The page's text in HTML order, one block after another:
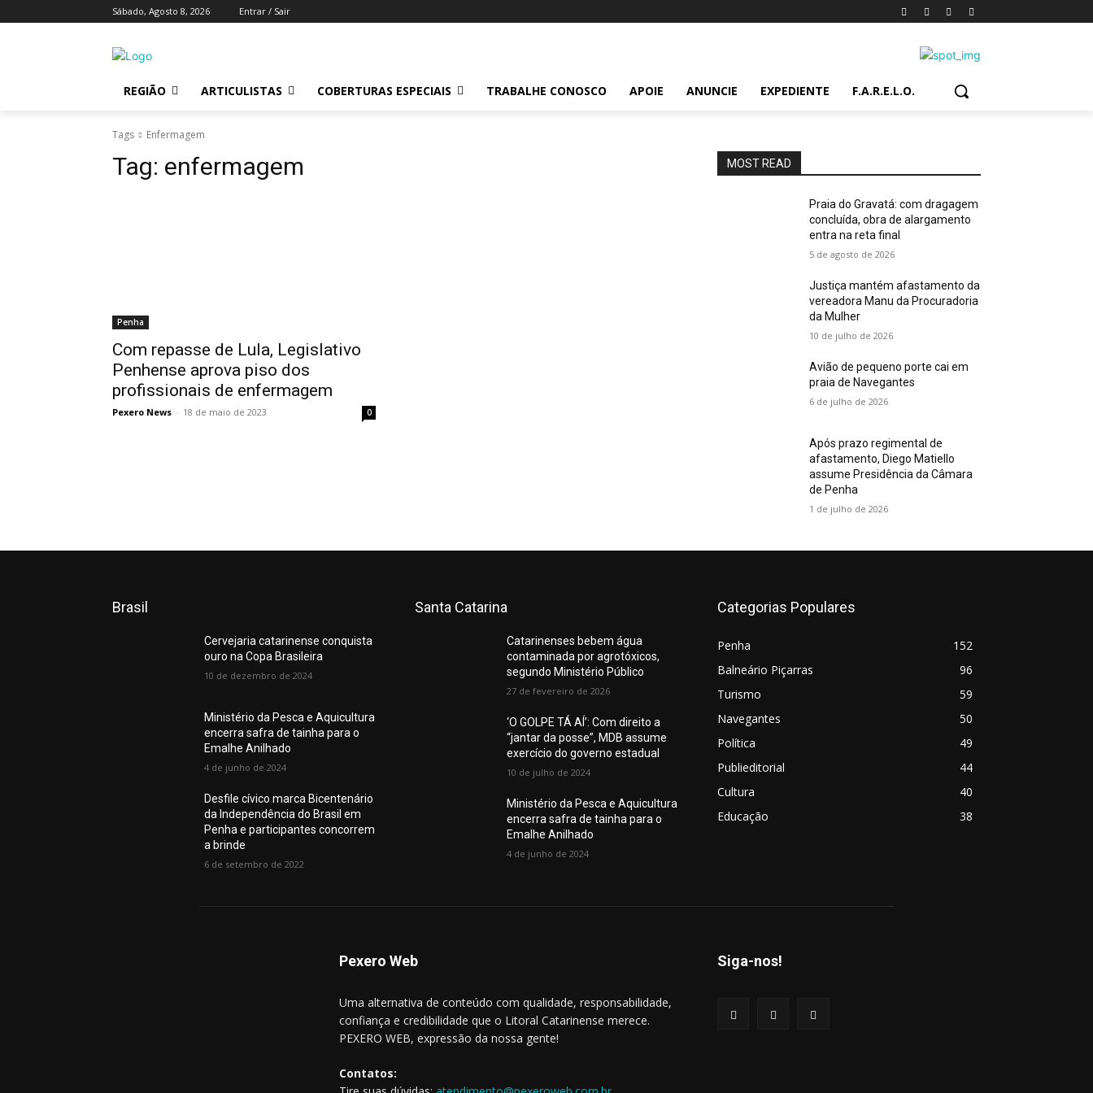
Sábado, Agosto 8, 2026 Entrar / Sair
REGIÃO ARTICULISTAS COBERTURAS ESPECIAIS TRABALHE CONOSCO APOIE ANUNCIE EXPEDIENTE F.A.R.E.L.O.
Tags Enfermagem
Tag: enfermagem
Penha
Com repasse de Lula, Legislativo
Penhense aprova piso dos
profissionais de enfermagem
Pexero News - 18 de maio de 2023 0
MOST READ
Praia do Gravatá: com dragagem
concluída, obra de alargamento
entra na reta final
5 de agosto de 2026
Justiça mantém afastamento da
vereadora Manu da Procuradoria
da Mulher
10 de julho de 2026
Avião de pequeno porte cai em
praia de Navegantes
6 de julho de 2026
Após prazo regimental de
afastamento, Diego Matiello
assume Presidência da Câmara
de Penha
1 de julho de 2026
Brasil
Cervejaria catarinense conquista
ouro na Copa Brasileira
10 de dezembro de 2024
Ministério da Pesca e Aquicultura
encerra safra de tainha para o
Emalhe Anilhado
4 de junho de 2024
Desfile cívico marca Bicentenário
da Independência do Brasil em
Penha e participantes concorrem
a brinde
6 de setembro de 2022
Santa Catarina
Catarinenses bebem água
contaminada por agrotóxicos,
segundo Ministério Público
27 de fevereiro de 2026
‘O GOLPE TÁ AÍ’: Com direito a
“jantar da posse”, MDB assume
exercício do governo estadual
10 de julho de 2024
Ministério da Pesca e Aquicultura
encerra safra de tainha para o
Emalhe Anilhado
4 de junho de 2024
Categorias Populares
Penha
152
Balneário Piçarras
96
Turismo
59
Navegantes
50
Política
49
Publieditorial
44
Cultura
40
Educação
38
Pexero Web
Uma alternativa de conteúdo com qualidade, responsabilidade,
confiança e credibilidade que o Litoral Catarinense merece.
PEXERO WEB, expressão da nossa gente!
Contatos:
Siga-nos!